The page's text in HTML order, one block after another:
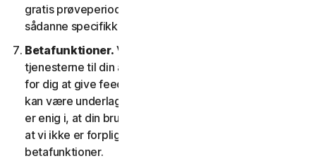
gratis prøveperiode afhænger af, at du efterlever
sådanne specifikke betingelser.
Betafunktioner. Vi kan inkludere betafunktioner i
tjenesterne til din anvendelse, hvilket gør det muligt
for dig at give feedback. Din brug af betafunktioner
kan være underlagt betaling af gebyrer. Du forstår og
er enig i, at din brug af betafunktionerne er frivillig, og
at vi ikke er forpligtet til at give dig nogen
betafunktioner.